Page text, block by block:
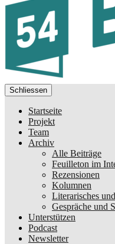
Schliessen
Startseite
Projekt
Team
Archiv
Alle Beiträge
Feuilleton im
Rezensionen
Kolumnen
Literarisches
Gespräche und
Unterstützen
Podcast
Newsletter